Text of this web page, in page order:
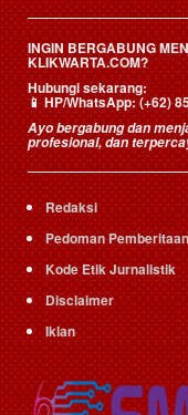
INGIN BERGABUNG
KLIKWARTA.COM?
Hubungi sekarang:
📱HP/WhatsApp:(+62)
Ayo bergabung dan
profesional, dan
Redaksi
Pedoman
Kode Etik Jurnalistik
Disclaimer
Iklan